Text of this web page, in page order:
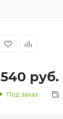
540 руб.
Под заказ